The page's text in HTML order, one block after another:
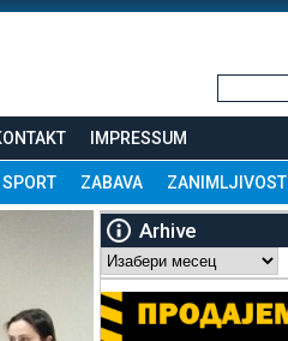
IMPRESSUM
SPORT ZABAVA ZANIMLJIVOSTI
Arhive
Arhive